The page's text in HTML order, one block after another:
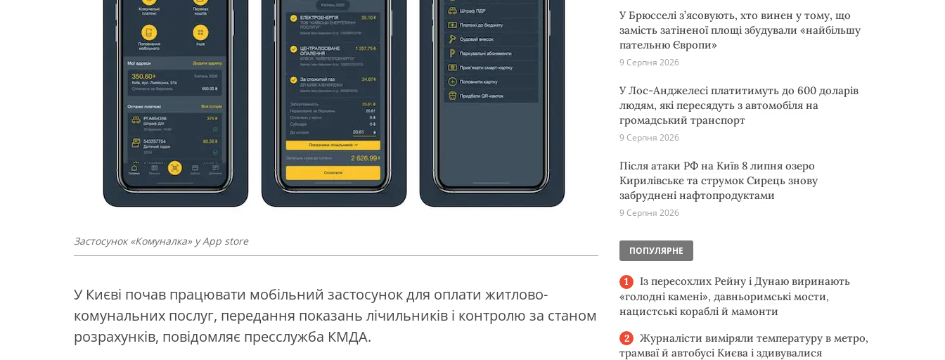
Застосунок «Комуналка» у App store
У Києві почав працювати мобільний застосунок для оплати житлово-
комунальних послуг, передання показань лічильників і контролю за станом
розрахунків, повідомляє пресслужба КМДА.
У Брюсселі з’ясовують, хто винен у тому, що
замість затіненої площі збудували «найбільшу
пательню Європи»
9 Серпня 2026
У Лос-Анджелесі платитимуть до 600 доларів
людям, які пересядуть з автомобіля на
громадський транспорт
9 Серпня 2026
Після атаки РФ на Київ 8 липня озеро
Кирилівське та струмок Сирець знову
забруднені нафтопродуктами
9 Серпня 2026
ПОПУЛЯРНЕ
Із пересохлих Рейну і Дунаю виринають
«голодні камені», давньоримські мости,
нацистські кораблі й мамонти
Журналісти виміряли температуру в метро,
трамваї й автобусі Києва і здивувалися